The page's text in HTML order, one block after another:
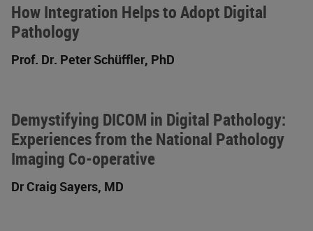
How Integration Helps to Adopt Digital
Pathology
Prof. Dr. Peter Schüffler, PhD
Demystifying DICOM in Digital Pathology:
Experiences from the National Pathology
Imaging Co-operative
Dr Craig Sayers, MD